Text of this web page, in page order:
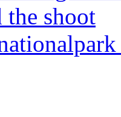
the shoot